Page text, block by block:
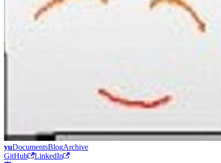
yuDocumentsBlogArchive
GitHub
LinkedIn